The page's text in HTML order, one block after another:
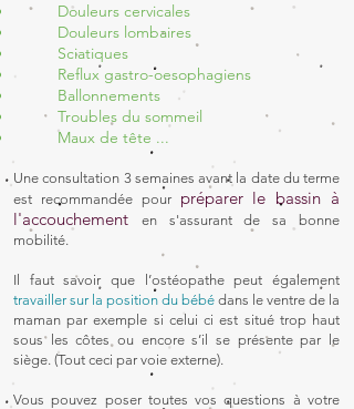
Douleurs cervicales
Douleurs lombaires
Sciatiques
Reflux gastro-oesophagiens
Ballonnements
Troubles du sommeil
Maux de tête ...
Une consultation 3 semaines avant la date du terme
est recommandée pour préparer le bassin à
l'accouchement
en s'assurant de sa bonne
mobilité.
Il faut savoir que l’ostéopathe peut également
travailler sur la position du bébé dans le ventre de la
maman par exemple si celui ci est situé trop haut
sous les côtes ou encore s’il se présente par le
siège. (Tout ceci par voie externe).
Vous pouvez poser toutes vos questions à votre